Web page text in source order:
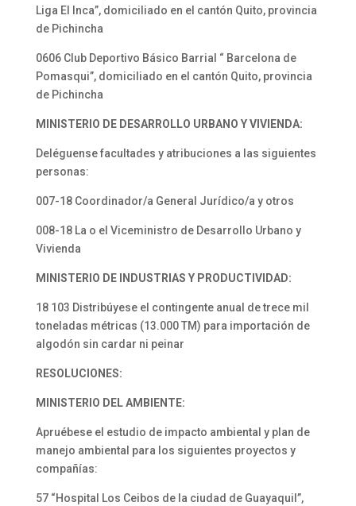
Liga El Inca”, domiciliado en el cantón Quito, provincia
de Pichincha
0606 Club Deportivo Básico Barrial “ Barcelona de
Pomasqui”, domiciliado en el cantón Quito, provincia
de Pichincha
MINISTERIO DE DESARROLLO URBANO Y VIVIENDA:
Deléguense facultades y atribuciones a las siguientes
personas:
007-18 Coordinador/a General Jurídico/a y otros
008-18 La o el Viceministro de Desarrollo Urbano y
Vivienda
MINISTERIO DE INDUSTRIAS Y PRODUCTIVIDAD:
18 103 Distribúyese el contingente anual de trece mil
toneladas métricas (13.000 TM) para importación de
algodón sin cardar ni peinar
RESOLUCIONES:
MINISTERIO DEL AMBIENTE:
Apruébese el estudio de impacto ambiental y plan de
manejo ambiental para los siguientes proyectos y
compañías:
57 “Hospital Los Ceibos de la ciudad de Guayaquil”,